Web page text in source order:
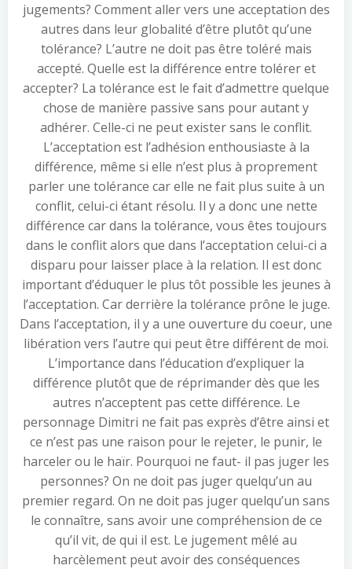
jugements? Comment aller vers une acceptation des
autres dans leur globalité d’être plutôt qu’une
tolérance? L’autre ne doit pas être toléré mais
accepté. Quelle est la différence entre tolérer et
accepter? La tolérance est le fait d’admettre quelque
chose de manière passive sans pour autant y
adhérer. Celle-ci ne peut exister sans le conflit.
L’acceptation est l’adhésion enthousiaste à la
différence, même si elle n’est plus à proprement
parler une tolérance car elle ne fait plus suite à un
conflit, celui-ci étant résolu. Il y a donc une nette
différence car dans la tolérance, vous êtes toujours
dans le conflit alors que dans l’acceptation celui-ci a
disparu pour laisser place à la relation. Il est donc
important d’éduquer le plus tôt possible les jeunes à
l’acceptation. Car derrière la tolérance prône le juge.
Dans l’acceptation, il y a une ouverture du coeur, une
libération vers l’autre qui peut être différent de moi.
L’importance dans l’éducation d’expliquer la
différence plutôt que de réprimander dès que les
autres n’acceptent pas cette différence. Le
personnage Dimitri ne fait pas exprès d’être ainsi et
ce n’est pas une raison pour le rejeter, le punir, le
harceler ou le haïr. Pourquoi ne faut- il pas juger les
personnes? On ne doit pas juger quelqu’un au
premier regard. On ne doit pas juger quelqu’un sans
le connaître, sans avoir une compréhension de ce
qu’il vit, de qui il est. Le jugement mêlé au
harcèlement peut avoir des conséquences